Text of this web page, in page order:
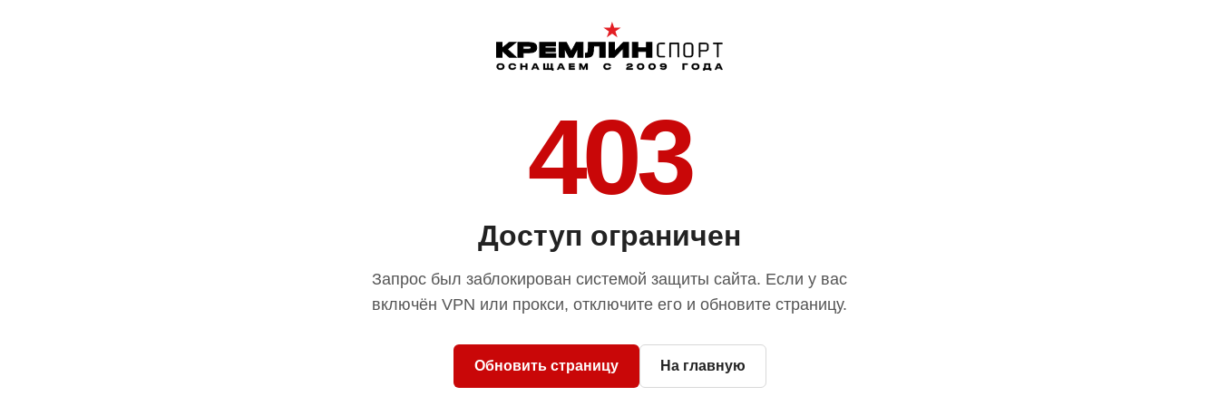
403
Доступ ограничен
Запрос был заблокирован системой защиты сайта. Если у вас
включён VPN или прокси, отключите его и обновите страницу.
Обновить страницу На главную